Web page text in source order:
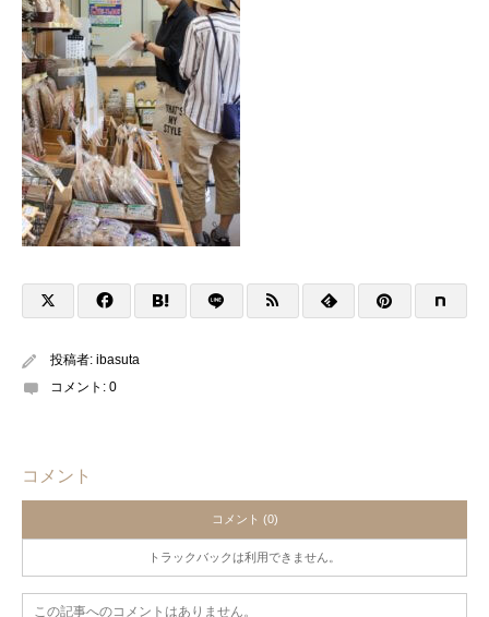
投稿者: ibasuta
コメント: 0
コメント
コメント (0)
トラックバックは利用できません。
この記事へのコメントはありません。